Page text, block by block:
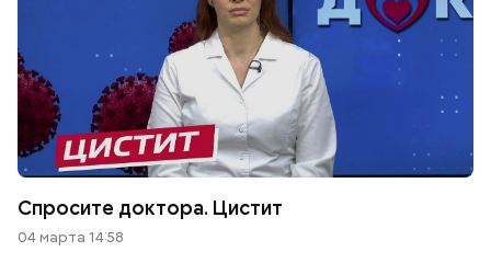
Спросите доктора. Цистит
04 марта 14:58